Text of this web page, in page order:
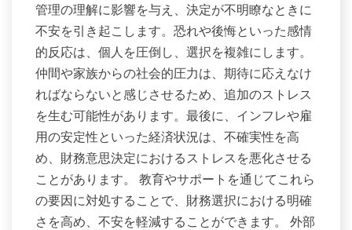
管理の理解に影響を与え、決定が不明瞭なときに
不安を引き起こします。恐れや後悔といった感情
的反応は、個人を圧倒し、選択を複雑にします。
仲間や家族からの社会的圧力は、期待に応えなけ
ればならないと感じさせるため、追加のストレス
を生む可能性があります。最後に、インフレや雇
用の安定性といった経済状況は、不確実性を高
め、財務意思決定におけるストレスを悪化させる
ことがあります。 教育やサポートを通じてこれら
の要因に対処することで、財務選択における明確
さを高め、不安を軽減することができます。 外部